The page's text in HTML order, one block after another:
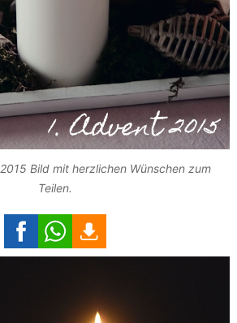
Bild mit herzlichen Wünschen zum
Teilen.